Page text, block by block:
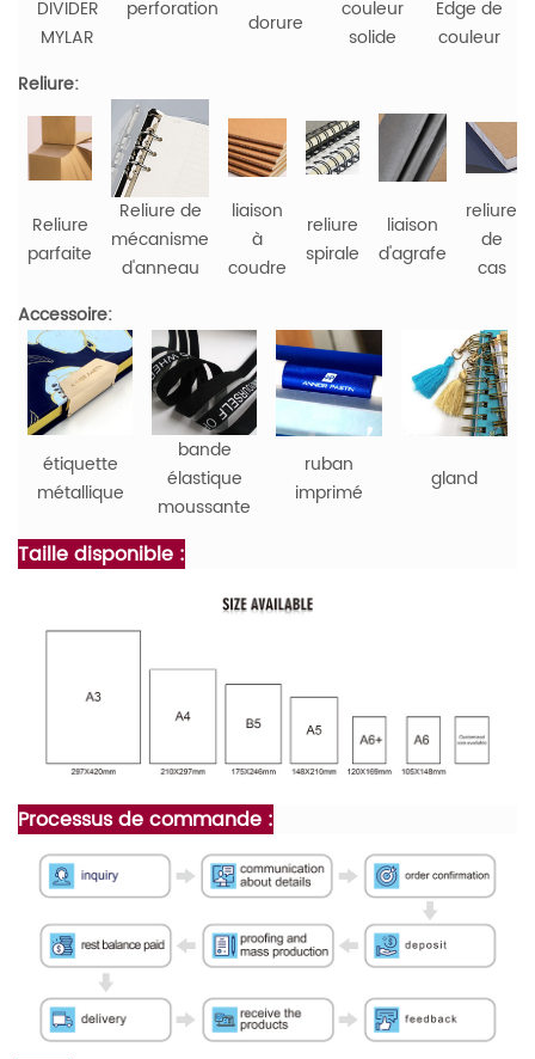
DIVIDER
MYLAR
perforation
dorure
couleur
solide
Edge de
couleur
Reliure:
Reliure
parfaite
Reliure de
mécanisme
d'anneau
liaison
à
coudre
reliure
spirale
liaison
d'agrafe
reliure
de
cas
Accessoire:
étiquette
métallique
bande
élastique
moussante
ruban
imprimé
gland
Taille disponible :
Processus de commande :